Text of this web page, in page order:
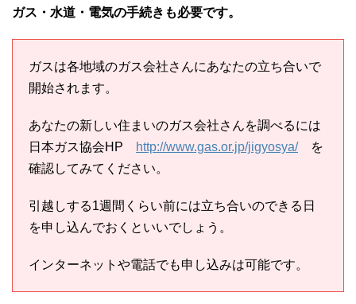
ガス・水道・電気の手続きも必要です。
ガスは各地域のガス会社さんにあなたの立ち合いで
開始されます。
あなたの新しい住まいのガス会社さんを調べるには
日本ガス協会HP
http://www.gas.or.jp/jigyosya/を
確認してみてください。
引越しする1週間くらい前には立ち合いのできる日
を申し込んでおくといいでしょう。
インターネットや電話でも申し込みは可能です。